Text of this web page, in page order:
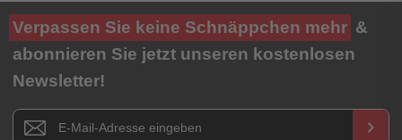
Verpassen Sie keine Schnäppchen mehr &
abonnieren Sie jetzt unseren kostenlosen
Newsletter!
Newsletter E-Mail Adresse keyboard_arrow_right